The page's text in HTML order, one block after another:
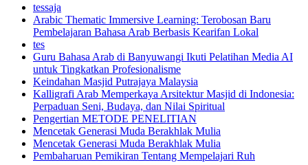
tessaja
Arabic Thematic Immersive Learning: Terobosan Baru
Pembelajaran Bahasa Arab Berbasis Kearifan Lokal
tes
Guru Bahasa Arab di Banyuwangi Ikuti Pelatihan Media AI
untuk Tingkatkan Profesionalisme
Keindahan Masjid Putrajaya Malaysia
Kalligrafi Arab Memperkaya Arsitektur Masjid di Indonesia:
Perpaduan Seni, Budaya, dan Nilai Spiritual
Pengertian METODE PENELITIAN
Mencetak Generasi Muda Berakhlak Mulia
Mencetak Generasi Muda Berakhlak Mulia
Pembaharuan Pemikiran Tentang Mempelajari Ruh